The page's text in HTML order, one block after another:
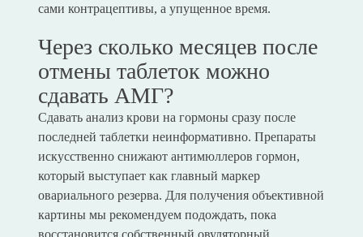
сами контрацептивы, а упущенное время.
Через сколько месяцев после
отмены таблеток можно
сдавать АМГ?
Сдавать анализ крови на гормоны сразу после
последней таблетки неинформативно. Препараты
искусственно снижают антимюллеров гормон,
который выступает как главный маркер
овариального резерва. Для получения объективной
картины мы рекомендуем подождать, пока
восстановится собственный овуляторный